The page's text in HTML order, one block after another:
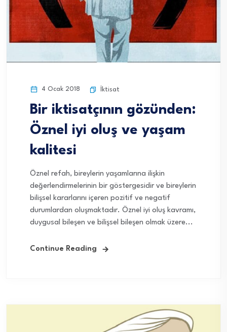
4 Ocak 2018 İktisat
Bir iktisatçının gözünden:
Öznel iyi oluş ve yaşam
kalitesi
Öznel refah, bireylerin yaşamlarına ilişkin
değerlendirmelerinin bir göstergesidir ve bireylerin
bilişsel kararlarını içeren pozitif ve negatif
durumlardan oluşmaktadır. Öznel iyi oluş kavramı,
duygusal bileşen ve bilişsel bileşen olmak üzere...
Continue Reading